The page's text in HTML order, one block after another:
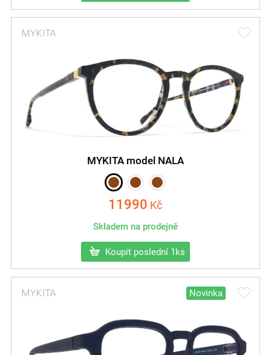
MYKITA model NALA
11990 Kč
Skladem na prodejně
Koupit poslední 1ks
Novinka